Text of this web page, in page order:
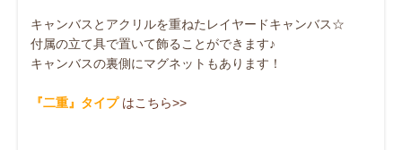
キャンバスとアクリルを重ねたレイヤードキャンバス☆
付属の立て具で置いて飾ることができます♪
キャンバスの裏側にマグネットもあります！
『二重』タイプはこちら>>